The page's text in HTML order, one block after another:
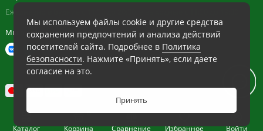
Каталог Корзина
0
Сравнение
Избранное Войти
Мы используем файлы cookie и другие средства
сохранения предпочтений и анализа действий
посетителей сайта. Подробнее в Политика
безопасности. Нажмите «Принять», если даете
согласие на это.
Принять
Ежедневно в будние с 11:30 до 20:30, в выходные с 11:30 до 19:30
Мы в сети